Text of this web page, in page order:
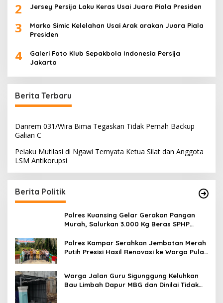
2 Jersey Persija Laku Keras Usai Juara Piala Presiden
3
Marko Simic Kelelahan Usai Arak arakan Juara Piala
Presiden
4
Galeri Foto Klub Sepakbola Indonesia Persija
Jakarta
Berita Terbaru
Danrem 031/Wira Bima Tegaskan Tidak Pernah Backup
Galian C
Pelaku Mutilasi di Ngawi Ternyata Ketua Silat dan Anggota
LSM Antikorupsi
Berita Politik
Polres Kuansing Gelar Gerakan Pangan
Murah, Salurkan 3.000 Kg Beras SPHP
Polres Kampar Serahkan Jembatan Merah
Putih Presisi Hasil Renovasi ke Warga Pulau
Warga Jalan Guru Sigunggung Keluhkan
Bau Limbah Dapur MBG dan Dinilai Tidak